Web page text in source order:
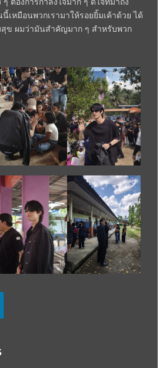
เหมือนพวกเรามาให้รอยยิ้มเค้าด้วย ได้
สุข ผมว่ามันสำคัญมาก ๆ สำหรับพวก